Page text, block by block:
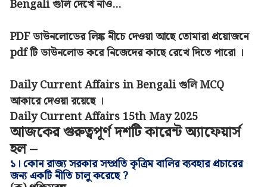
Bengali গুলি দেখে নাও...
PDF ডাউনলোডের লিঙ্ক নীচে দেওয়া আছে তোমারা প্রয়োজনে
pdf টি ডাউনলোড করে নিজেদের কাছে রেখে দিতে পারো ।
Daily Current Affairs in Bengali গুলি MCQ
আকারে দেওয়া রয়েছে ।
Daily Current Affairs 15th May 2025
আজকের গুরুত্বপূর্ণ দশটি কারেন্ট অ্যাফেয়ার্স
হল –
১। কোন রাজ্য সরকার সম্প্রতি কৃত্রিম বালির ব্যবহার প্রচারের
জন্য একটি নীতি চালু করেছে?